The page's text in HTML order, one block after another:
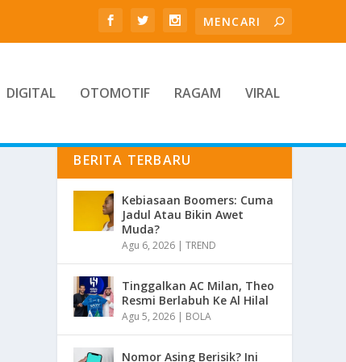
DIGITAL OTOMOTIF RAGAM VIRAL
BERITA TERBARU
Kebiasaan Boomers: Cuma
Jadul Atau Bikin Awet
Muda?
Agu 6, 2026 |TREND
Tinggalkan AC Milan, Theo
Resmi Berlabuh Ke Al Hilal
Agu 5, 2026 | BOLA
Nomor Asing Berisik? Ini